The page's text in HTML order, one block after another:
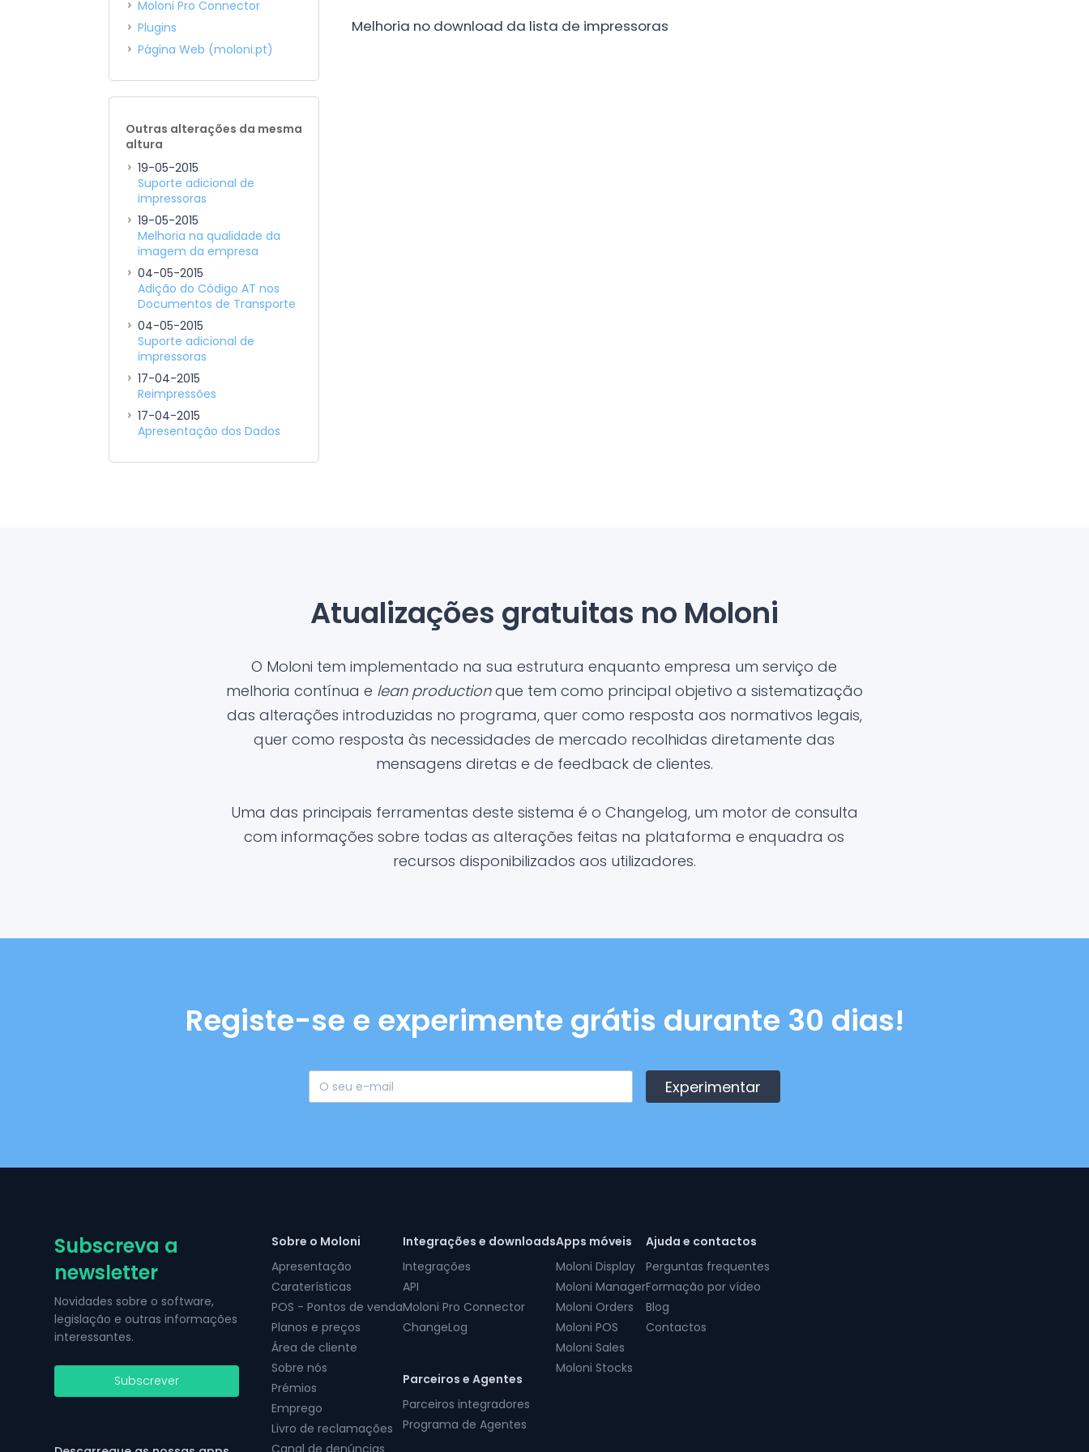
Moloni Pro Connector
Plugins
Página Web (moloni.pt)
Outras alterações da mesma
altura
19-05-2015
Suporte adicional de
impressoras
19-05-2015
Melhoria na qualidade da
imagem da empresa
04-05-2015
Adição do Código AT nos
Documentos de Transporte
04-05-2015
Suporte adicional de
impressoras
17-04-2015
Reimpressões
17-04-2015
Apresentação dos Dados
Melhoria no download da lista de impressoras
Atualizações gratuitas no Moloni
O Moloni tem implementado na sua estrutura enquanto empresa um serviço de
melhoria contínua e lean productionque tem como principal objetivo a sistematização
das alterações introduzidas no programa, quer como resposta aos normativos legais,
quer como resposta às necessidades de mercado recolhidas diretamente das
mensagens diretas e de feedback de clientes.
Uma das principais ferramentas deste sistema é o Changelog, um motor de consulta
com informações sobre todas as alterações feitas na plataforma e enquadra os
recursos disponibilizados aos utilizadores.
Registe-se e experimente grátis durante 30 dias!
Experimentar
Subscreva a
newsletter
Novidades sobre o software,
legislação e outras informações
interessantes.
Subscrever
Sobre o Moloni
Apresentação
Caraterísticas
POS - Pontos de venda
Planos e preços
Área de cliente
Sobre nós
Prémios
Emprego
Livro de reclamações
Canal de denúncias
Integrações e downloads
Integrações
API
Moloni Pro Connector
ChangeLog
Parceiros e Agentes
Parceiros integradores
Programa de Agentes
Apps móveis
Moloni Display
Moloni Manager
Moloni Orders
Moloni POS
Moloni Sales
Moloni Stocks
Ajuda e contactos
Perguntas frequentes
Formação por vídeo
Blog
Contactos